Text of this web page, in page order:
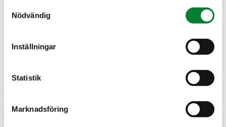
Nödvändig
Inställningar
Statistik
Marknadsföring
© 2026 J E Eriksson Mark & Anläggningsteknik AB.